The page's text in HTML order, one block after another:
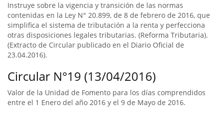
Instruye sobre la vigencia y transición de las normas
contenidas en la Ley N° 20.899, de 8 de febrero de 2016, que
simplifica el sistema de tributación a la renta y perfecciona
otras disposiciones legales tributarias. (Reforma Tributaria).
(Extracto de Circular publicado en el Diario Oficial de
23.04.2016).
Circular N°19 (13/04/2016)
Valor de la Unidad de Fomento para los días comprendidos
entre el 1 Enero del año 2016 y el 9 de Mayo de 2016.